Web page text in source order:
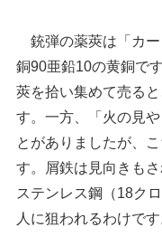
銃弾の薬莢は「カー
銅90亜鉛10の黄銅で
莢を拾い集めて売る
す。一方、「火の見
とがありましたが、
す。屑鉄は見向きも
ステンレス鋼（18ク
人に狙われるわけで